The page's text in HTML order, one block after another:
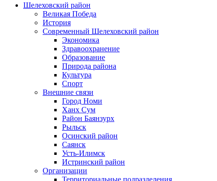
Шелеховский район
Великая Победа
История
Современный Шелеховский район
Экономика
Здравоохранение
Образование
Природа района
Культура
Спорт
Внешние связи
Город Номи
Ханх Сум
Район Баянзурх
Рыльск
Осинский район
Саянск
Усть-Илимск
Истринский район
Организации
Территориальные подразделения